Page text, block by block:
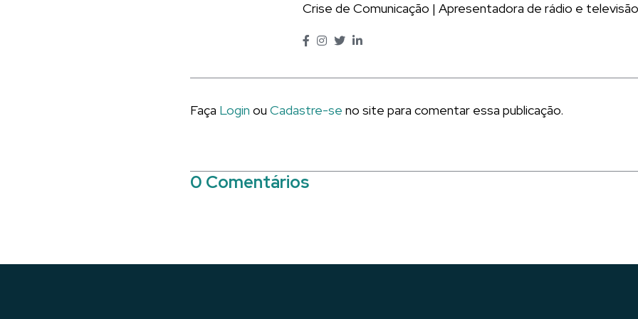
Crise de Comunicação | Apresentadora de rádio e
Faça Login ou Cadastre-se no site para comentar essa publicação.
0 Comentários